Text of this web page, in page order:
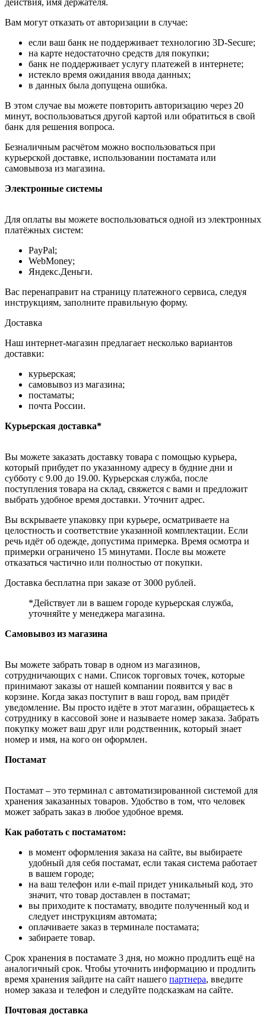
действия, имя держателя.
Вам могут отказать от авторизации в случае:
если ваш банк не поддерживает технологию 3D-Secure;
на карте недостаточно средств для покупки;
банк не поддерживает услугу платежей в интернете;
истекло время ожидания ввода данных;
в данных была допущена ошибка.
В этом случае вы можете повторить авторизацию через 20
минут, воспользоваться другой картой или обратиться в свой
банк для решения вопроса.
Безналичным расчётом можно воспользоваться при
курьерской доставке, использовании постамата или
самовывоза из магазина.
Электронные системы
Для оплаты вы можете воспользоваться одной из электронных
платёжных систем:
PayPal;
WebMoney;
Яндекс.Деньги.
Вас перенаправит на страницу платежного сервиса, следуя
инструкциям, заполните правильную форму.
Доставка
Наш интернет-магазин предлагает несколько вариантов
доставки:
курьерская;
самовывоз из магазина;
постаматы;
почта России.
Курьерская доставка*
Вы можете заказать доставку товара с помощью курьера,
который прибудет по указанному адресу в будние дни и
субботу с 9.00 до 19.00. Курьерская служба, после
поступления товара на склад, свяжется с вами и предложит
выбрать удобное время доставки. Уточнит адрес.
Вы вскрываете упаковку при курьере, осматриваете на
целостность и соответствие указанной комплектации. Если
речь идёт об одежде, допустима примерка. Время осмотра и
примерки ограничено 15 минутами. После вы можете
отказаться частично или полностью от покупки.
Доставка бесплатна при заказе от 3000 рублей.
*Действует ли в вашем городе курьерская служба,
уточняйте у менеджера магазина.
Самовывоз из магазина
Вы можете забрать товар в одном из магазинов,
сотрудничающих с нами. Список торговых точек, которые
принимают заказы от нашей компании появится у вас в
корзине. Когда заказ поступит в ваш город, вам придёт
уведомление. Вы просто идёте в этот магазин, обращаетесь к
сотруднику в кассовой зоне и называете номер заказа. Забрать
покупку может ваш друг или родственник, который знает
номер и имя, на кого он оформлен.
Постамат
Постамат – это терминал с автоматизированной системой для
хранения заказанных товаров. Удобство в том, что человек
может забрать заказ в любое удобное время.
Как работать с постаматом:
в момент оформления заказа на сайте, вы выбираете
удобный для себя постамат, если такая система работает
в вашем городе;
на ваш телефон или e-mail придет уникальный код, это
значит, что товар доставлен в постамат;
вы приходите к постамату, вводите полученный код и
следует инструкциям автомата;
оплачиваете заказ в терминале постамата;
забираете товар.
Срок хранения в постамате 3 дня, но можно продлить ещё на
аналогичный срок. Чтобы уточнить информацию и продлить
время хранения зайдите на сайт нашего партнера, введите
номер заказа и телефон и следуйте подсказкам на сайте.
Почтовая доставка